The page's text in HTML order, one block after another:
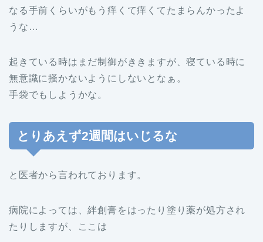
なる手前くらいがもう痒くて痒くてたまらんかったよ
うな…
起きている時はまだ制御がききますが、寝ている時に
無意識に掻かないようにしないとなぁ。
手袋でもしようかな。
とりあえず2週間はいじるな
と医者から言われております。
病院によっては、絆創膏をはったり塗り薬が処方され
たりしますが、ここは